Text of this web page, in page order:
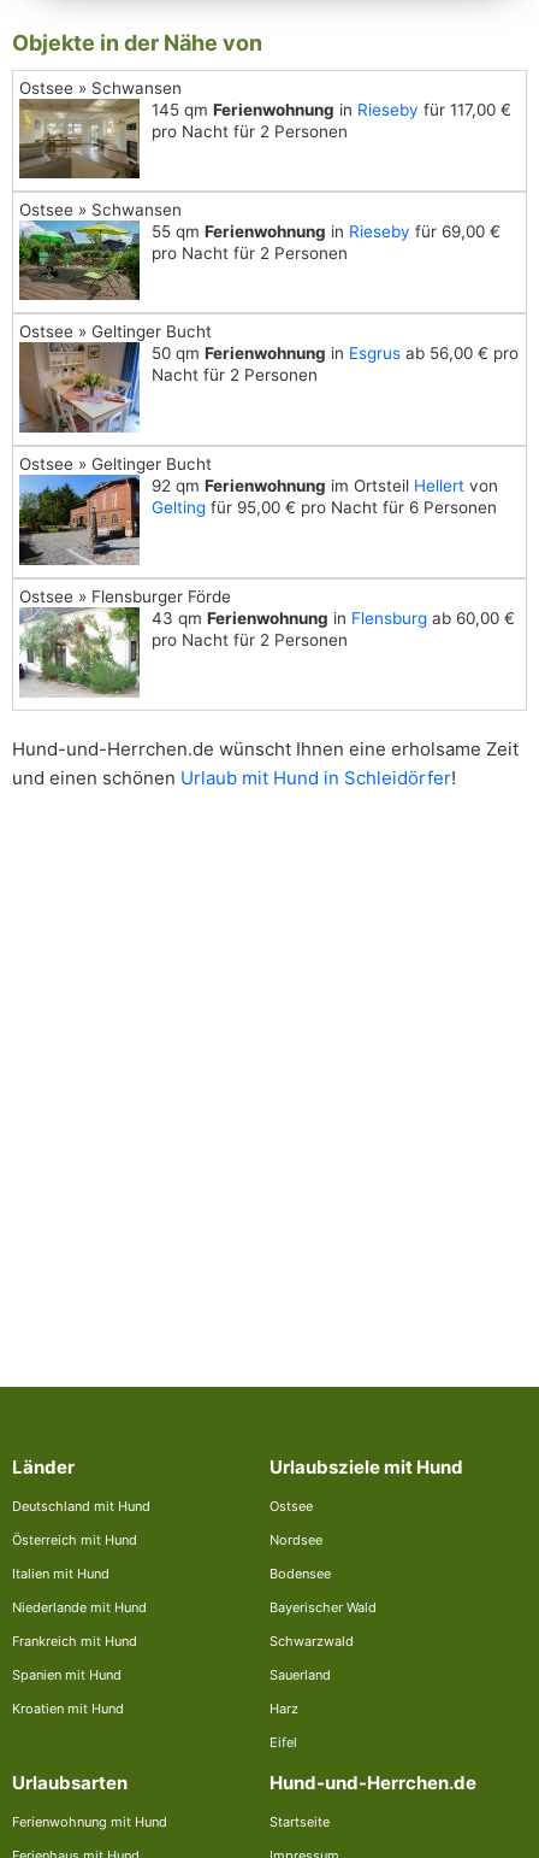
Objekte in der Nähe von
Ostsee » Schwansen
145 qm Ferienwohnung in Rieseby für 117,00 €
pro Nacht für 2 Personen
Ostsee » Schwansen
55 qm Ferienwohnung in Rieseby für 69,00 €
pro Nacht für 2 Personen
Ostsee » Geltinger Bucht
50 qm Ferienwohnung in Esgrus ab 56,00 € pro
Nacht für 2 Personen
Ostsee » Geltinger Bucht
92 qm Ferienwohnung im Ortsteil Hellert von
Gelting für 95,00 € pro Nacht für 6 Personen
Ostsee » Flensburger Förde
43 qm Ferienwohnung in Flensburg ab 60,00 €
pro Nacht für 2 Personen
Hund-und-Herrchen.de wünscht Ihnen eine erholsame Zeit
und einen schönen Urlaub mit Hund in Schleidörfer!
Länder
Deutschland mit Hund
Österreich mit Hund
Italien mit Hund
Niederlande mit Hund
Frankreich mit Hund
Spanien mit Hund
Kroatien mit Hund
Urlaubsziele mit Hund
Ostsee
Nordsee
Bodensee
Bayerischer Wald
Schwarzwald
Sauerland
Harz
Eifel
Urlaubsarten
Ferienwohnung mit Hund
Hund-und-Herrchen.de
Startseite